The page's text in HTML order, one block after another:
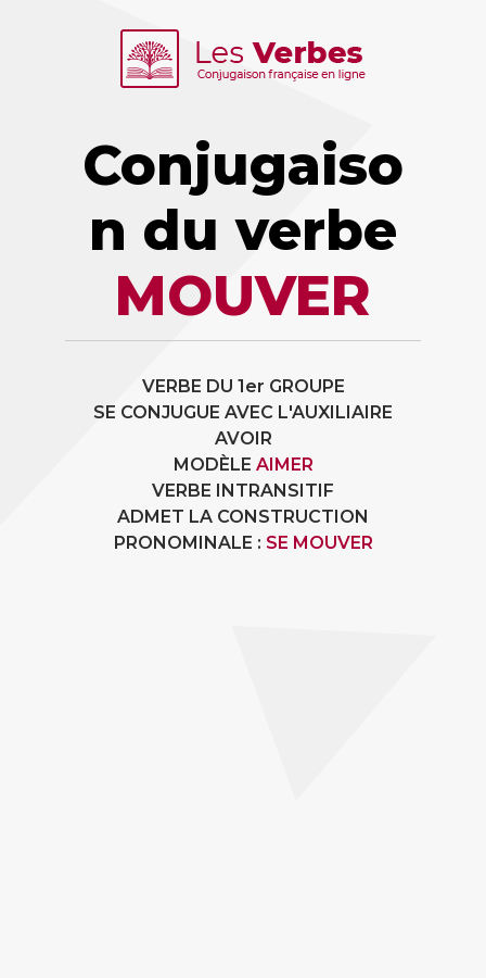
Conjugaiso
n du verbe
MOUVER
VERBE DU 1er GROUPE
SE CONJUGUE AVEC L'AUXILIAIRE
AVOIR
MODÈLE AIMER
VERBE INTRANSITIF
ADMET LA CONSTRUCTION
PRONOMINALE : SE MOUVER